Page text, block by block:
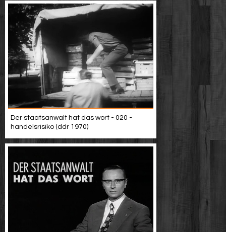
Der staatsanwalt hat das wort - 020 -
handelsrisiko (ddr 1970)